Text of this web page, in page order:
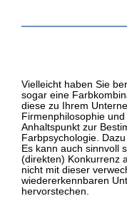
Vielleicht haben Sie
sogar eine
diese zu Ihrem
Firmenphilosophie
Anhaltspunkt zur
Farbpsychologie.
Es kann auch sinnvoll
(direkten) Konkurrenz
nicht mit dieser
wiedererkennbaren
hervorstechen.